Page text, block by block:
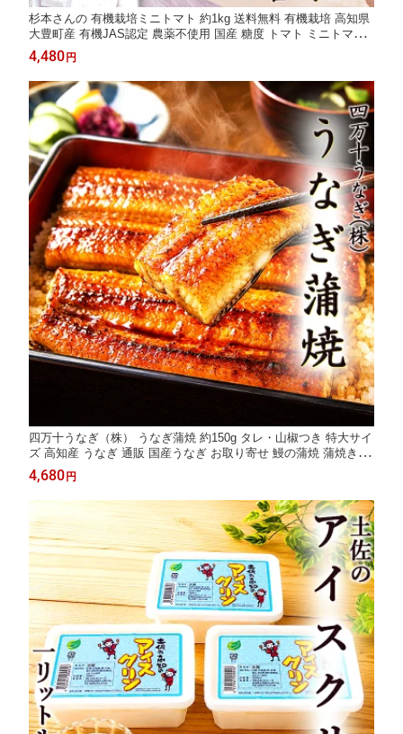
杉本さんの 有機栽培ミニトマト 約1kg 送料無料 有機栽培 高知県
大豊町産 有機JAS認定 農薬不使用 国産 糖度 トマト ミニトマト
高級 健康 安心安全 ギフト プレゼント はるひ畑 ジュース ゼリー
4,480円
四万十うなぎ（株） うなぎ蒲焼 約150g タレ・山椒つき 特大サイ
ズ 高知産 うなぎ 通販 国産うなぎ お取り寄せ 鰻の蒲焼 蒲焼き う
なぎ 冷凍 ギフト 国産シラスウナギ使用 タレ 四万十川 高知 四万
十産 土用の丑の日 父の日 お中元 敬老の日 お歳暮
4,680円